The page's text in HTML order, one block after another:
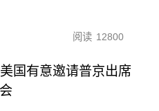
阅读 12800
国有意邀请普京出席